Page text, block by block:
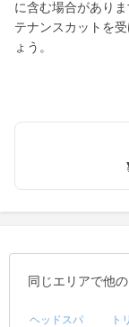
に含む場合があり
テナンスカットを
ょう。
同じエリアで他
ヘッドスパ ト